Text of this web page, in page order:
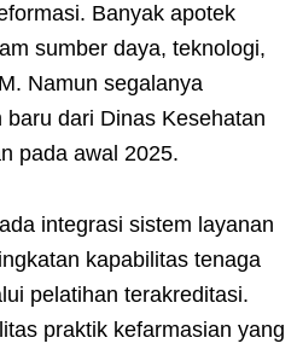
Banyak apotek
sumber daya, teknologi,
Namun segalanya
dari Dinas Kesehatan
pada awal 2025.
integrasi sistem layanan
kapabilitas tenaga
pelatihan terakreditasi.
praktik kefarmasian yang